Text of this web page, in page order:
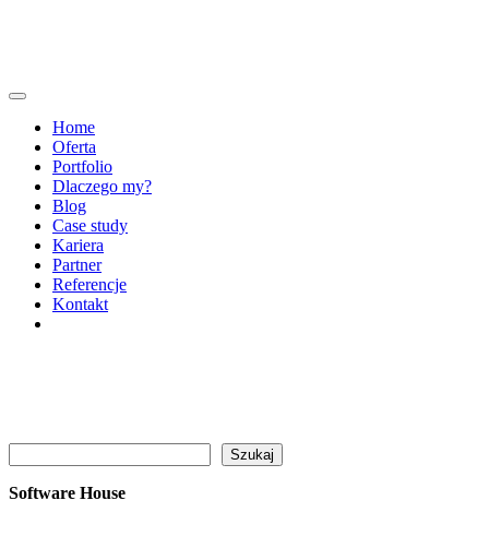
Home
Oferta
Portfolio
Dlaczego my?
Blog
Case study
Kariera
Partner
Referencje
Kontakt
Szukaj
Software House